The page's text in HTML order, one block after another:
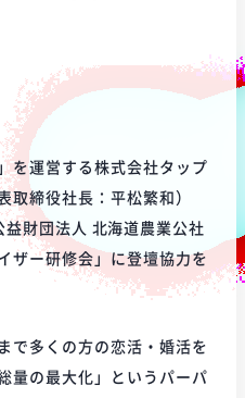
を運営する株式会社タップ
取締役社長：平松繁和）
財団法人 北海道農業公社
ザー研修会」に登壇協力を
で多くの方の恋活・婚活を
量の最大化」というパーパ